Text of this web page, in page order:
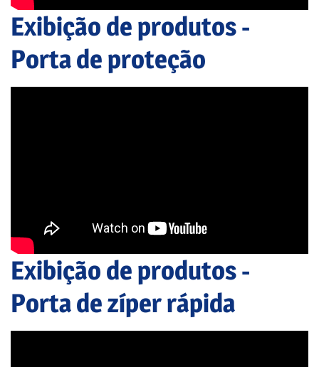
Exibição de produtos -
Porta de proteção
Exibição de produtos -
Porta de zíper rápida